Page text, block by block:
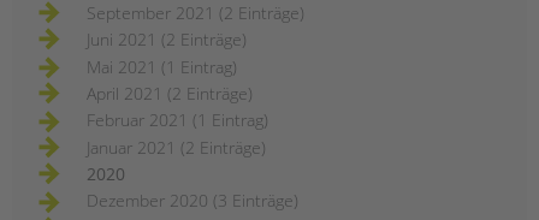
September 2021 (2 Einträge)
Juni 2021 (2 Einträge)
Mai 2021 (1 Eintrag)
April 2021 (2 Einträge)
Februar 2021 (1 Eintrag)
Januar 2021 (2 Einträge)
2020
Dezember 2020 (3 Einträge)